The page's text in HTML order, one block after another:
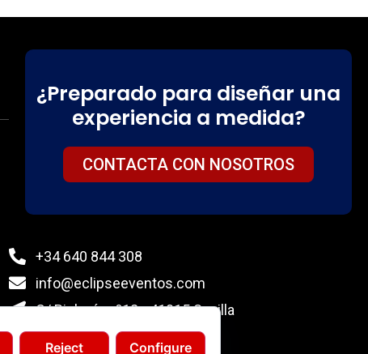
¿Preparado para diseñar una
experiencia a medida?
CONTACTA CON NOSOTROS
+34 640 844 308
info@eclipseeventos.com
C/ Biología nº12 - 41015 Sevilla
Reject Configure